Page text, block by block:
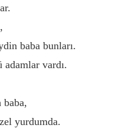
baba bunları.
vardı.
yurdumda.